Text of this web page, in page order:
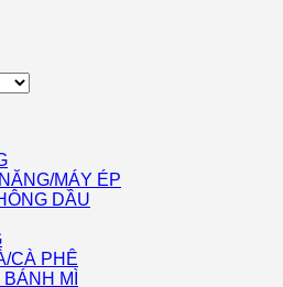
MÁY ÉP
DẦU
CÀ PHÊ
MÌ